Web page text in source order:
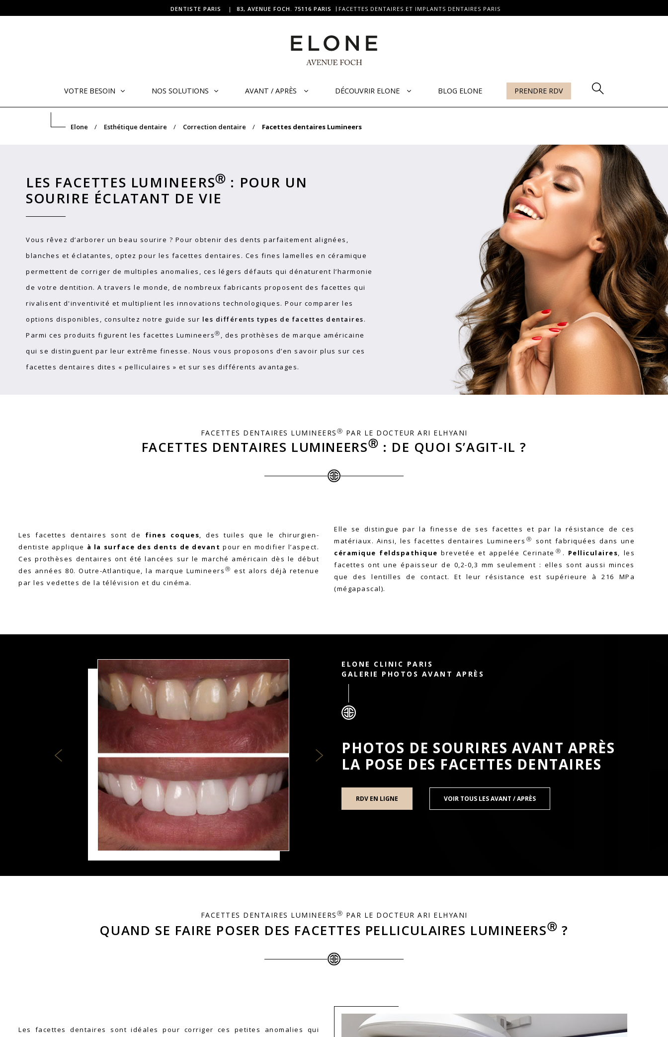
DENTISTE PARIS | 83, AVENUE FOCH. 75116 PARIS FACETTES DENTAIRES ET IMPLANTS DENTAIRES PARIS
VOTRE BESOIN NOS SOLUTIONS AVANT / APRÈS DÉCOUVRIR ELONE BLOG ELONE PRENDRE RDV
Elone Esthétique dentaire Correction dentaire Facettes dentaires Lumineers
LES FACETTES LUMINEERSⓇ : POUR UN
SOURIRE ÉCLATANT DE VIE
Vous rêvez d’arborer un beau sourire ? Pour obtenir des dents parfaitement alignées,
blanches et éclatantes, optez pour les facettes dentaires. Ces fines lamelles en céramique
permettent de corriger de multiples anomalies, ces légers défauts qui dénaturent l’harmonie
de votre dentition. A travers le monde, de nombreux fabricants proposent des facettes qui
rivalisent d'inventivité et multiplient les innovations technologiques. Pour comparer les
options disponibles, consultez notre guide sur les différents types de facettes dentaires.
Parmi ces produits figurent les facettes LumineersⓇ , des prothèses de marque américaine
qui se distinguent par leur extrême finesse. Nous vous proposons d’en savoir plus sur ces
facettes dentaires dites « pelliculaires » et sur ses différents avantages.
FACETTES DENTAIRES LUMINEERS Ⓡ PAR LE DOCTEUR ARI ELHYANI
FACETTES DENTAIRES LUMINEERSⓇ : DE QUOI S’AGIT-IL ?
Les facettes dentaires sont de fines coques, des tuiles que le chirurgien-
dentiste applique à la surface des dents de devant pour en modifier l’aspect.
Ces prothèses dentaires ont été lancées sur le marché américain dès le début
des années 80. Outre-Atlantique, la marque Lumineers Ⓡ
est alors déjà retenue
par les vedettes de la télévision et du cinéma.
Elle se distingue par la finesse de ses facettes et par la résistance de ces
matériaux. Ainsi, les facettes dentaires Lumineers Ⓡ
sont fabriquées dans une
céramique feldspathique brevetée et appelée Cerinate Ⓡ . Pelliculaires, les
facettes ont une épaisseur de 0,2-0,3 mm seulement : elles sont aussi minces
que des lentilles de contact. Et leur résistance est supérieure à 216 MPa
(mégapascal).
ELONE CLINIC PARIS
GALERIE PHOTOS AVANT APRÈS
PHOTOS DE SOURIRES AVANT APRÈS
LA POSE DES FACETTES DENTAIRES
RDV EN LIGNE VOIR TOUS LES AVANT / APRÈS
FACETTES DENTAIRES LUMINEERS PAR LE DOCTEUR ARI ELHYANI
Corriger unmauvais alignement
dentaire, par exemple des dents qui se